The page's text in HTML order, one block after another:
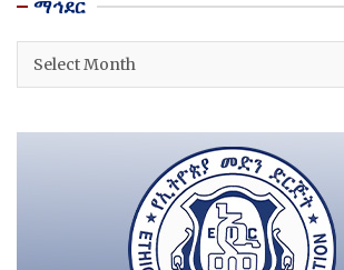
ማኅደር
ማኅደር